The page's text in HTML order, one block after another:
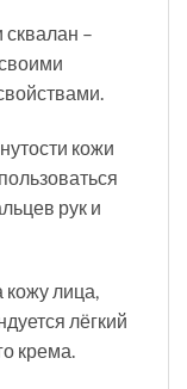
–
кожи
рук и
лица,
лёгкий
крема.